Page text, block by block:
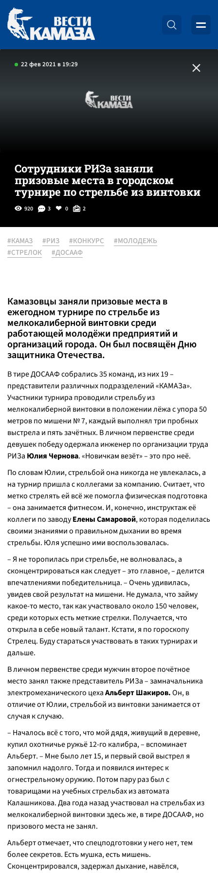
22 фев 2021 в 19:29
Сотрудники РИЗа заняли
призовые места в городском
турнире по стрельбе из винтовки
920 3 0 2
#КАМАЗ #РИЗ #КОНКУРС
#МОЛОДЕЖЬ
#СТРЕЛОК
#ДОСААФ
Камазовцы заняли призовые места в
ежегодном турнире по стрельбе из
мелкокалиберной винтовки среди
работающей молодёжи предприятий и
организаций города. Он был посвящён Дню
защитника Отечества.
В тире ДОСААФ собрались 35 команд, из них 19 –
представители различных подразделений «КАМАЗа».
Участники турнира проводили стрельбу из
мелкокалиберной винтовки в положении лёжа с упора 50
метров по мишени № 7, каждый выполнял три пробных
выстрела и пять зачётных. В личном первенстве среди
девушек победу одержала инженер по организации труда
РИЗа Юлия Чернова. «Новичкам везёт» – это про неё.
По словам Юлии, стрельбой она никогда не увлекалась, а
на турнир пришла с коллегами за компанию. Считает, что
метко стрелять ей всё же помогла физическая подготовка
– она занимается фитнесом. И, конечно, инструктаж её
коллеги по заводуЕлены Самаровой, которая поделилась
своими знаниями о правильном дыхании во время
стрельбы. Юля успешно ими воспользовалась.
– Я не торопилась при стрельбе, не волновалась, а
сконцентрироваться как следует – это главное, – делится
впечатлениями победительница. – Очень удивилась,
увидев свой результат на мишени. Не думала, что займу
какое-то место, так как участвовало около 150 человек,
среди которых есть меткие стрелки. Получается, что
открыла в себе новый талант. Кстати, я по гороскопу
Стрелец. Буду стараться участвовать в таких турнирах и
дальше.
В личном первенстве среди мужчин второе почётное
место занял также представитель РИЗа – замначальника
электромеханического цехаАльберт Шакиров.Он, в
отличие от Юлии, стрельбой из винтовки занимается от
случая к случаю.
– Началось всё с того, что мой дядя, живущий в деревне,
купил охотничье ружьё 12-го калибра, – вспоминает
Альберт. – Мне было лет 15, и первый свой выстрел я
запомнил надолго. Тогда и появился интерес к
огнестрельному оружию. Потом пару раз был с
товарищами на учебных стрельбах из автомата
Калашникова. Два года назад участвовал на стрельбах из
мелкокалиберной винтовки здесь же, в тире ДОСААФ, но
призового места не занял.
Альберт отмечает, что спецподготовки у него нет, тем
более секретов. Есть мушка, есть мишень.
Сконцентрировался, задержал дыхание, навёлся,